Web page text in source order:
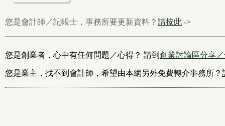
您是會計師／記帳士，事務所要更新資料？ 請按此 ->
您是創業者，心中有任何問題／心得？ 請到 創業討論區分享
您是業主，找不到會計師，希望由本網另外免費轉介事務所？